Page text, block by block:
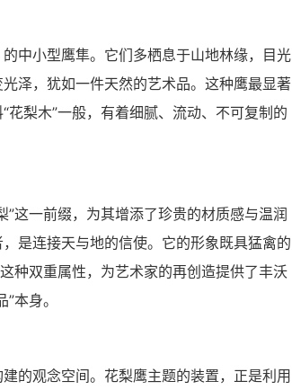
中小型鹰隼。它们多栖息于山地林缘，目光
泽，犹如一件天然的艺术品。这种鹰最显著
梨木”一般，有着细腻、流动、不可复制的
这一前缀，为其增添了珍贵的材质感与温润
是连接天与地的信使。它的形象既具猛禽的
种双重属性，为艺术家的再创造提供了丰沃
本身。
的观念空间。花梨鹰主题的装置，正是利用